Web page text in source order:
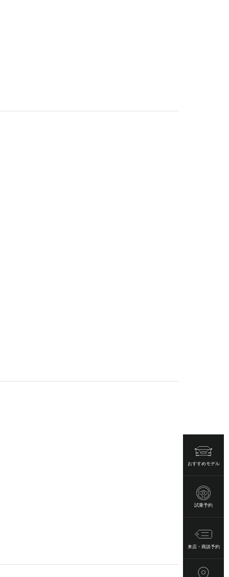
おすすめモデル
試乗予約
来店・商談予約